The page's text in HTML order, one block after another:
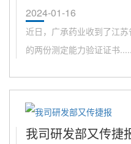
2024-01-16
近日，广承药业收到了江
的两份测定能力验证证书
我司研发部又传捷